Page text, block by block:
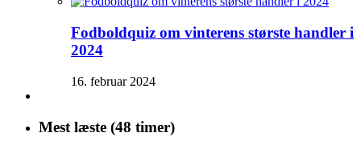
Fodboldquiz om vinterens største handler i
2024
16. februar 2024
Mest læste (48 timer)